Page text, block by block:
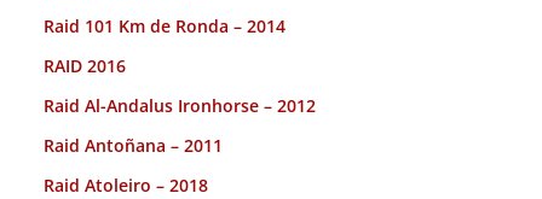
Raid 101 Km de Ronda – 2014
RAID 2016
Raid Al-Andalus Ironhorse – 2012
Raid Antoñana – 2011
Raid Atoleiro – 2018